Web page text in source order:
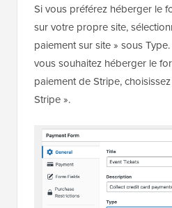
Si vous préférez héberger le
sur votre propre site,
paiement sur site » sous
vous souhaitez héberger le
paiement de Stripe,
Stripe ».